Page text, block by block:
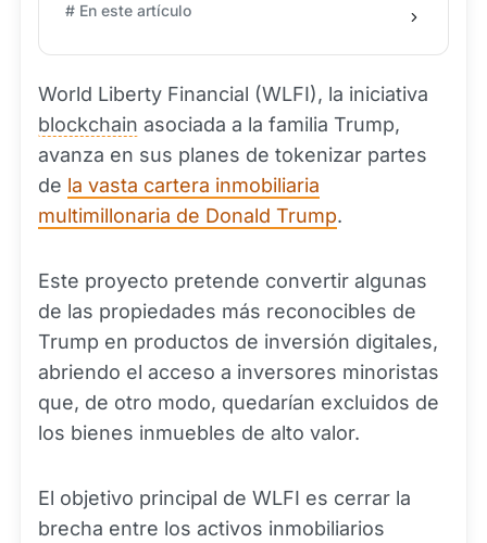
# En este artículo
World Liberty Financial (WLFI), la iniciativa
blockchain asociada a la familia Trump,
avanza en sus planes de tokenizar partes
de la vasta cartera inmobiliaria
multimillonaria de Donald Trump.
Este proyecto pretende convertir algunas
de las propiedades más reconocibles de
Trump en productos de inversión digitales,
abriendo el acceso a inversores minoristas
que, de otro modo, quedarían excluidos de
los bienes inmuebles de alto valor.
El objetivo principal de WLFI es cerrar la
brecha entre los activos inmobiliarios